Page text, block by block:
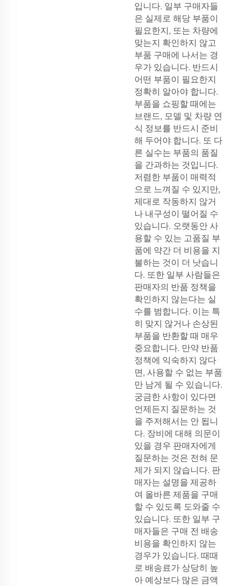
입니다. 일부 구매자들
은 실제로 해당 부품이
필요한지, 또는 차량에
맞는지 확인하지 않고
부품 구매에 나서는 경
우가 있습니다. 반드시
어떤 부품이 필요한지
정확히 알아야 합니다.
부품을 쇼핑할 때에는
브랜드, 모델 및 차량 연
식 정보를 반드시 준비
해 두어야 합니다. 또 다
른 실수는 부품의 품질
을 간과하는 것입니다.
저렴한 부품이 매력적
으로 느껴질 수 있지만,
제대로 작동하지 않거
나 내구성이 떨어질 수
있습니다. 오랫동안 사
용할 수 있는 고품질 부
품에 약간 더 비용을 지
불하는 것이 더 낫습니
다. 또한 일부 사람들은
판매자의 반품 정책을
확인하지 않는다는 실
수를 범합니다. 이는 특
히 맞지 않거나 손상된
부품을 반환할 때 매우
중요합니다. 만약 반품
정책에 익숙하지 않다
면, 사용할 수 없는 부품
만 남게 될 수 있습니다.
궁금한 사항이 있다면
언제든지 질문하는 것
을 주저해서는 안 됩니
다. 장비에 대해 의문이
있을 경우 판매자에게
질문하는 것은 전혀 문
제가 되지 않습니다. 판
매자는 설명을 제공하
여 올바른 제품을 구매
할 수 있도록 도와줄 수
있습니다. 또한 일부 구
매자들은 구매 전 배송
비용을 확인하지 않는
경우가 있습니다. 때때
로 배송료가 상당히 높
아 예상보다 많은 금액